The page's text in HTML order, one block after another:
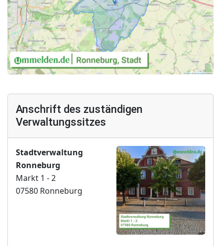
Anschrift des zuständigen
Verwaltungssitzes
Stadtverwaltung
Ronneburg
Markt 1 - 2
07580 Ronneburg